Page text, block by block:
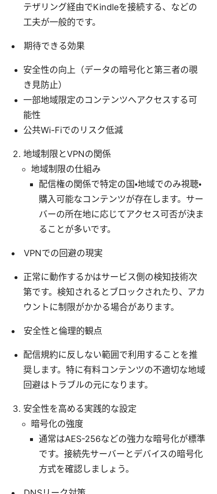
テザリング経由でKindleを接続する、などの
工夫が一般的です。
期待できる効果
安全性の向上（データの暗号化と第三者の覗
き見防止）
一部地域限定のコンテンツへアクセスする可
能性
公共Wi-Fiでのリスク低減
地域制限とVPNの関係
地域制限の仕組み
配信権の関係で特定の国・地域でのみ視聴・
購入可能なコンテンツが存在します。サー
バーの所在地に応じてアクセス可否が決ま
ることが多いです。
VPNでの回避の現実
正常に動作するかはサービス側の検知技術次
第です。検知されるとブロックされたり、アカ
ウントに制限がかかる場合があります。
安全性と倫理的観点
配信規約に反しない範囲で利用することを推
奨します。特に有料コンテンツの不適切な地域
回避はトラブルの元になります。
安全性を高める実践的な設定
暗号化の強度
通常はAES-256などの強力な暗号化が標準
です。接続先サーバーとデバイスの暗号化
方式を確認しましょう。